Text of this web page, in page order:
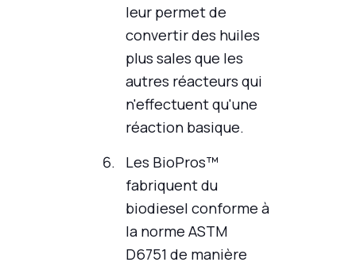
leur permet de
convertir des huiles
plus sales que les
autres réacteurs qui
n'effectuent qu'une
réaction basique.
Les BioPros™
fabriquent du
biodiesel conforme à
la norme ASTM
D6751 de manière